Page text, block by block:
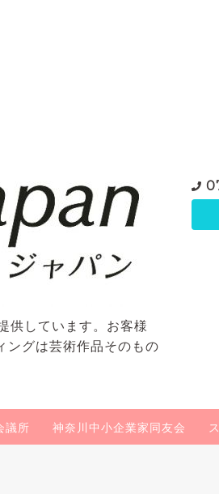
しています。お客様
ングは芸術作品そのもの
議所 神奈川中小企業家同友会